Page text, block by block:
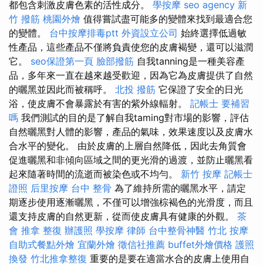
都包含刺激皮膚色素的活性成分。 學按摩 seo agency 新
竹 撥筋 桃園外燴 值得嘗試盡可能多的變體來找到最適合您
的變體。 台中按摩排毒ptt 外資設立公司 始終選擇低過敏
性產品，這些產品不僅將負責使您的皮膚褐變，還可以滋潤
它。 seo保證第一頁 臉部撥筋 自我tanning是一種美容產
品，多年來一直在越來越受歡迎，因為它為皮膚提供了自然
的曬黑並因此而被稱呼。 北投 撥筋 它保證了安全的日光
浴，使皮膚不會暴露於有害的紫外線輻射。 記帳士 要補習
嗎 我們測試的目的是了解自我taming對市場的影響，評估
自然曬黑對人體的影響，產品的氣味，效果速度以及皮膚水
合水平的變化。 由於皮膚的上層自然降低，因此去角質會
促進曬黑和非傾向區域之間的更光滑的過渡，並防止曬黑看
起來隨著時間的流逝而被染色或不均勻。 新竹 按摩 記帳士
證照 后里按摩 台中 整骨 為了維持所需的曬黑水平，請定
期逐步使用逐漸曬黑，不僅可以增強棕褐色的光滑度，而且
還支持皮膚的自然更新，從而使皮膚具有健康的外觀。 茶
會 推拿 整復 辦護照 學按摩 律師 台中整骨神醫 竹北 按摩
自助式餐點外燴 宜蘭外燴 徵信社推薦 buffet外燴價格 護照
換發 竹北推拿整復 重要的是要在適當水合的皮膚上使用自